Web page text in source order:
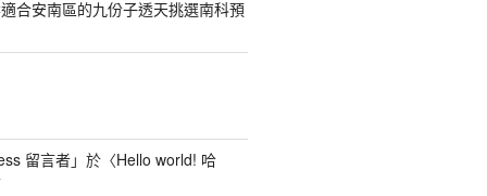
合安南區的九份子透天挑選南科預
留言者」於〈Hello world! 哈